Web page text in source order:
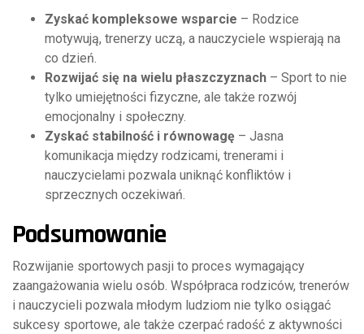
Zyskać kompleksowe wsparcie – Rodzice
motywują, trenerzy uczą, a nauczyciele wspierają na
co dzień.
Rozwijać się na wielu płaszczyznach – Sport to nie
tylko umiejętności fizyczne, ale także rozwój
emocjonalny i społeczny.
Zyskać stabilność i równowagę – Jasna
komunikacja między rodzicami, trenerami i
nauczycielami pozwala uniknąć konfliktów i
sprzecznych oczekiwań.
Podsumowanie
Rozwijanie sportowych pasji to proces wymagający
zaangażowania wielu osób. Współpraca rodziców, trenerów
i nauczycieli pozwala młodym ludziom nie tylko osiągać
sukcesy sportowe, ale także czerpać radość z aktywności